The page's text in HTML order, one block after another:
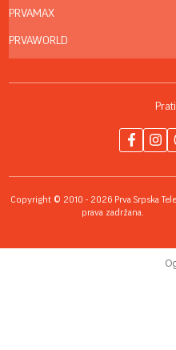
PRVAMAX
PRVAWORLD
Copyright © 2010 - 2026 Prva Srpska
prava zadržana.